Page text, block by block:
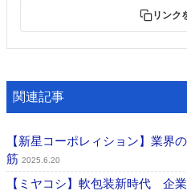
リンク
関連記事
【新星コーポレィション】業界
筋 2025.6.20
【ミヤコシ】軟包装新時代 企